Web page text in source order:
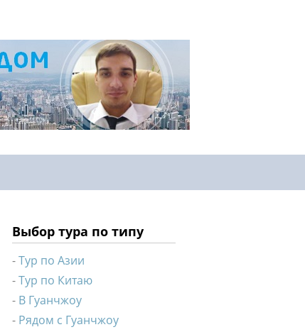
Выбор тура по типу
Тур по Азии
Тур по Китаю
В Гуанчжоу
Рядом с Гуанчжоу